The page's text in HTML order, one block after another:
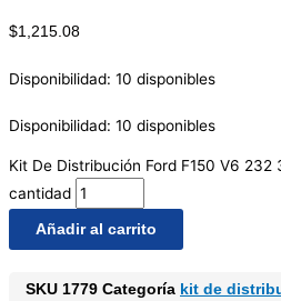
$1,215.08
Disponibilidad: 10 disponibles
Disponibilidad: 10 disponibles
Kit De Distribución Ford F150 V6
cantidad
Añadir al carrito
SKU 1779 Categoría kit de